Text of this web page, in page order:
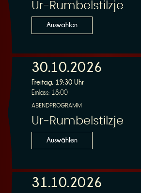
Ur-Rumbelstilzje
Auswählen
30.10.2026
Freitag, 19:30 Uhr
Einlass: 18:00
ABENDPROGRAMM
Ur-Rumbelstilzje
Auswählen
31.10.2026